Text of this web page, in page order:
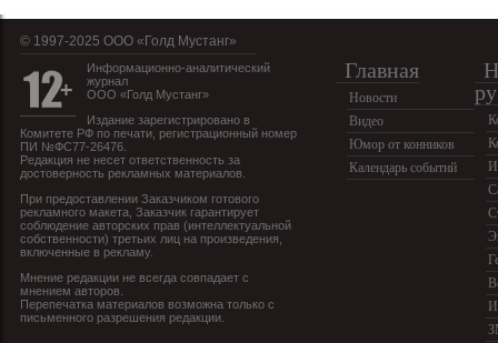
© 1997-2025 OOO «Голд Мустанг»
Информационно-аналитический
журнал
ООО «Голд Мустанг»
Издание зарегистрировано в
Комитете РФ по печати, регистрационный номер
ПИ №ФС77-26476.
Редакция не несет ответственность за
достоверность рекламных материалов.
При предоставлении Заказчиком готового
рекламного макета, Заказчик гарантирует
соблюдение авторских прав (интеллектуальной
собственности) третьих лиц на произведения,
включенные в рекламу.
Мнение редакции не всегда совпадает с
мнением авторов.
Перепечатка материалов возможна только с
письменного разрешения редакции.
Главная
Новости
Видео
Юмор от конников
Календарь событий